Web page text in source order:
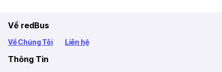
Về redBus
Về Chúng Tôi Liên hệ
Thông Tin